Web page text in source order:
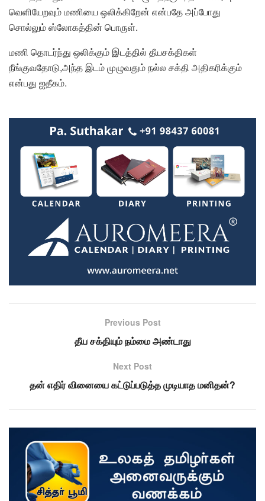
வெளியேறவும் மணியை ஒலிக்கிறேன் என்பதே அப்போது
சொல்லும் ஸ்லோகத்தின் பொருள்.
மணி தொடர்ந்து ஒலிக்கும் இடத்தில் தீயசக்திகள்
நீங்குவதோடு,அந்த இடம் முழுவதும் நல்ல சக்தி அதிகரிக்கும்
என்பது ஐதீகம்.
Previous Post
தீய சக்தியும் நம்மை அண்டாது
Next Post
தன் எதிர் வினையை கட்டுப்படுத்த முடியாத மனிதன்?